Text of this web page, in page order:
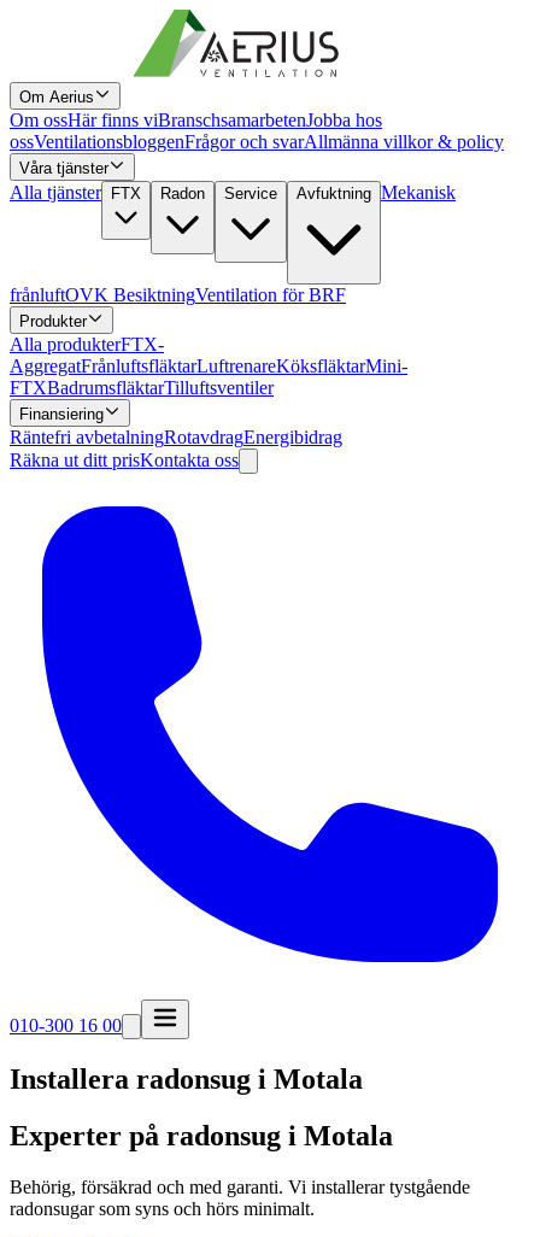
Om Aerius
Om ossHär finns viBranschsamarbetenJobba hos
ossVentilationsbloggenFrågor och svarAllmänna villkor & policy
Våra tjänster
Alla tjänster FTX Radon Service Avfuktning Mekanisk
frånluftOVK BesiktningVentilation för BRF
Produkter
Alla produkterFTX-
AggregatFrånluftsfläktarLuftrenareKöksfläktarMini-
FTXBadrumsfläktarTilluftsventiler
Finansiering
Räntefri avbetalningRotavdragEnergibidrag
Räkna ut ditt prisKontakta oss
010-300 16 00
Installera radonsug i Motala
Experter på radonsug i Motala
Behörig, försäkrad och med garanti. Vi installerar tystgående
radonsugar som syns och hörs minimalt.